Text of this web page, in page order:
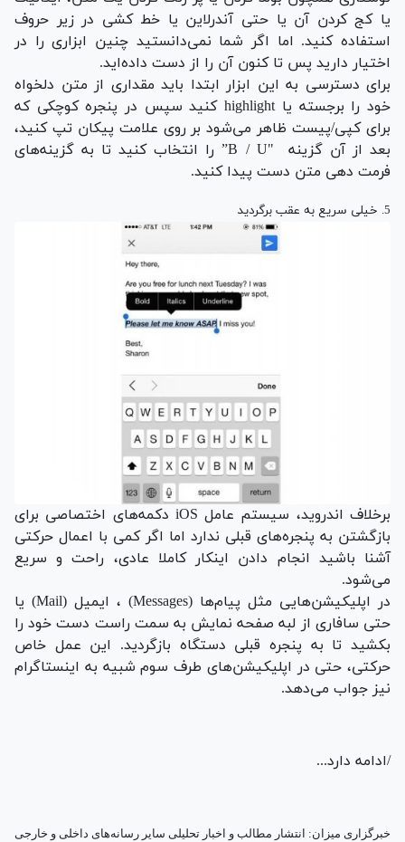
یا کج کردن آن یا حتی آندرلاین یا خط کشی در زیر حروف
استفاده کنید. اما اگر شما نمی‌دانستید چنین ابزاری را در
اختیار دارید پس تا کنون آن را از دست داده‌اید.
برای دسترسی به این ابزار ابتدا باید مقداری از متن دلخواه
خود را برجسته یا highlight کنید سپس در پنجره کوچکی که
برای کپی/پیست ظاهر می‌شود بر روی علامت پیکان تپ کنید،
بعد از آن گزینه "B / U” را انتخاب کنید تا به گزینه‌های
فرمت دهی متن دست پیدا کنید.
5. خیلی سریع به عقب برگردید
برخلاف اندروید، سیستم عامل iOS دکمه‌های اختصاصی برای
بازگشتن به پنجره‌های قبلی ندارد اما اگر کمی با اعمال حرکتی
آشنا باشید انجام دادن اینکار کاملا عادی، راحت و سریع
می‌شود.
در اپلیکیشن‌هایی مثل پیام‌ها (Messages) ، ایمیل‌ (Mail) یا
حتی سافاری از لبه صفحه نمایش به سمت راست دست خود را
بکشید تا به پنجره قبلی دستگاه بازگردید. این عمل خاص
حرکتی، حتی در اپلیکیشن‌های طرف سوم شبیه به اینستاگرام
نیز جواب می‌دهد.
/ادامه دارد...
خبرگزاری میزان: انتشار مطالب و اخبار تحلیلی سایر رسانه‌های داخلی و خارجی